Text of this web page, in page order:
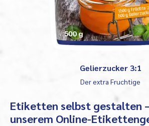
Gelierzucker 3:1
Der extra Fruchtige
Etiketten selbst gestalten
unserem Online-